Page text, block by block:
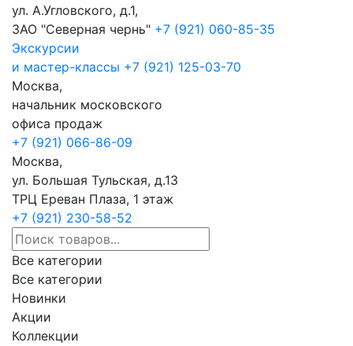
ул. А.Угловского, д.1,
ЗАО "Северная чернь" +7 (921) 060-85-35
Экскурсии
и мастер-классы +7 (921) 125-03-70
Москва,
начальник московского
офиса продаж
+7 (921) 066-86-09
Москва,
ул. Большая Тульская, д.13
ТРЦ Ереван Плаза, 1 этаж
+7 (921) 230-58-52
Все категории
Все категории
Новинки
Акции
Коллекции